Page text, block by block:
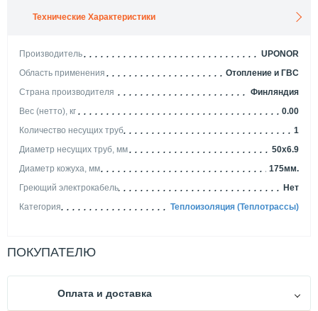
Технические Характеристики
Производитель
UPONOR
Область применения
Отопление и ГВС
Страна производителя
Финляндия
Вес (нетто), кг
0.00
Количество несущих труб
1
Диаметр несущих труб, мм
50x6.9
Диаметр кожуха, мм
175мм.
Греющий электрокабель
Нет
Категория
Теплоизоляция (Теплотрассы)
ПОКУПАТЕЛЮ
Оплата и доставка